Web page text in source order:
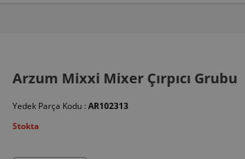
Arzum Mixxi Mixer Çırpıcı Grubu
Yedek Parça Kodu : AR102313
Stokta